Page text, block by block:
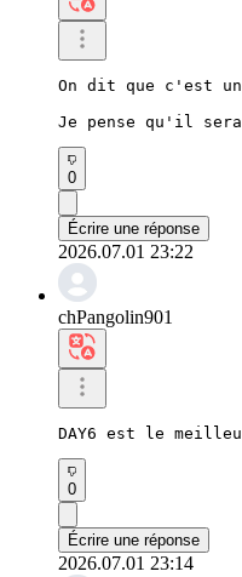
On dit que c'est
Je pense qu'il
0
Écrire une réponse
2026.07.01 23:22
chPangolin901
DAY6 est le
0
Écrire une réponse
2026.07.01 23:14